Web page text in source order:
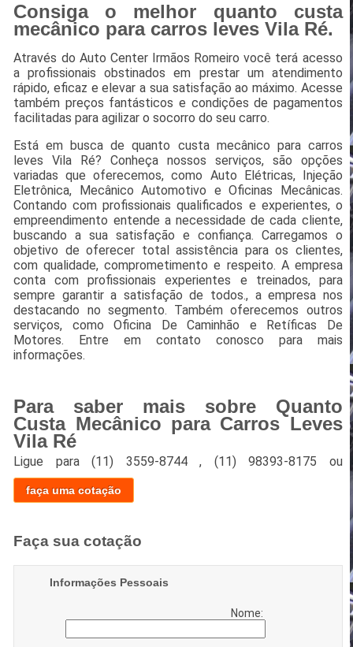
Consiga o melhor quanto custa
mecânico para carros leves Vila Ré.
Através do Auto Center Irmãos Romeiro você terá acesso
a profissionais obstinados em prestar um atendimento
rápido, eficaz e elevar a sua satisfação ao máximo. Acesse
também preços fantásticos e condições de pagamentos
facilitadas para agilizar o socorro do seu carro.
Está em busca de quanto custa mecânico para carros
leves Vila Ré? Conheça nossos serviços, são opções
variadas que oferecemos, como Auto Elétricas, Injeção
Eletrônica, Mecânico Automotivo e Oficinas Mecânicas.
Contando com profissionais qualificados e experientes, o
empreendimento entende a necessidade de cada cliente,
buscando a sua satisfação e confiança. Carregamos o
objetivo de oferecer total assistência para os clientes,
com qualidade, comprometimento e respeito. A empresa
conta com profissionais experientes e treinados, para
sempre garantir a satisfação de todos., a empresa nos
destacando no segmento. Também oferecemos outros
serviços, como Oficina De Caminhão e Retíficas De
Motores. Entre em contato conosco para mais
informações.
Para saber mais sobre Quanto
Custa Mecânico para Carros Leves
Vila Ré
Ligue para(11) 3559-8744 , (11) 98393-8175 ou
faça uma cotação
Faça sua cotação
Informações Pessoais
Nome: